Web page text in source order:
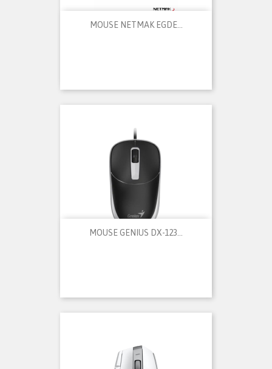
MOUSE NETMAK EGDE...
MOUSE GENIUS DX-123...